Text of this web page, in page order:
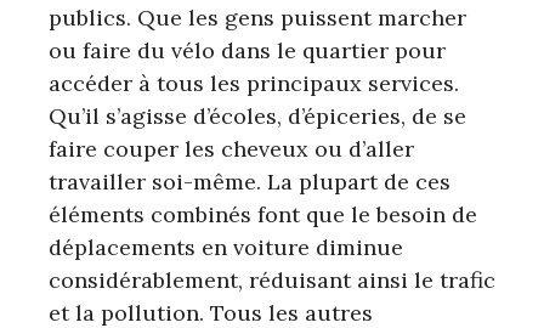
publics. Que les gens puissent marcher
ou faire du vélo dans le quartier pour
accéder à tous les principaux services.
Qu’il s’agisse d’écoles, d’épiceries, de se
faire couper les cheveux ou d’aller
travailler soi-même. La plupart de ces
éléments combinés font que le besoin de
déplacements en voiture diminue
considérablement, réduisant ainsi le trafic
et la pollution. Tous les autres